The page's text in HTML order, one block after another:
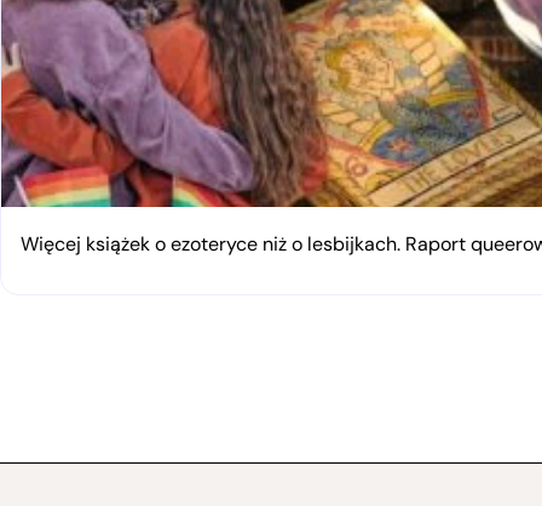
Więcej książek o ezoteryce niż o lesbijkach. Raport